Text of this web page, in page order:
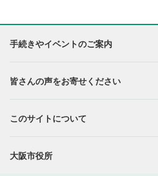
手続きやイベントのご案内
皆さんの声をお寄せください
このサイトについて
大阪市役所